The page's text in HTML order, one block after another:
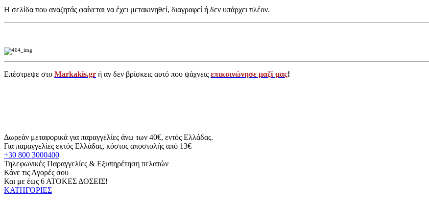
Η σελίδα που αναζητάς φαίνεται να έχει μετακινηθεί, διαγραφεί ή δεν υπάρχει πλέον.
Επέστρεψε στο Markakis.gr ή αν δεν βρίσκεις αυτό που ψάχνεις επικοινώνησε μαζί μας!
Δωρεάν μεταφορικά για παραγγελίες άνω των 40€, εντός Ελλάδας.
Για παραγγελίες εκτός Ελλάδας, κόστος αποστολής από 13€
+30 800 3000400
Τηλεφωνικές Παραγγελίες & Εξυπηρέτηση πελατών
Κάνε τις Αγορές σου
Και με έως 6 ΑΤΟΚΕΣ ΔΟΣΕΙΣ!
ΚΑΤΗΓΟΡΙΕΣ